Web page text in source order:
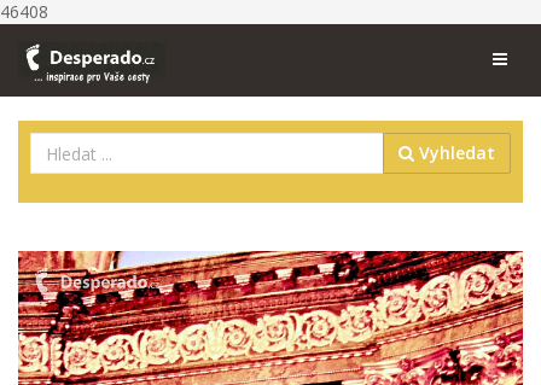
46408
Vyhledat